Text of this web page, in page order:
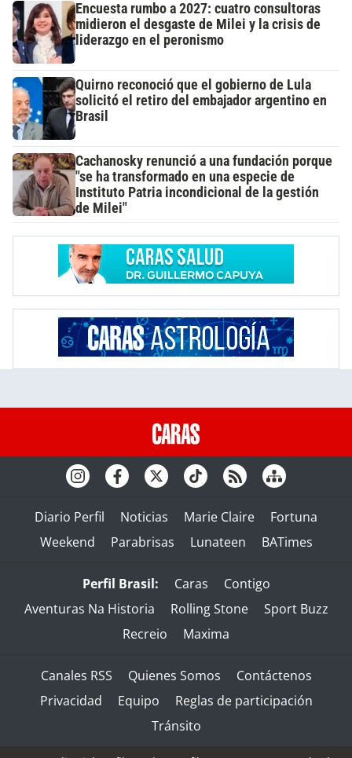
Encuesta rumbo a 2027: cuatro consultoras
midieron el desgaste de Milei y la crisis de
liderazgo en el peronismo
Quirno reconoció que el gobierno de Lula
solicitó el retiro del embajador argentino en
Brasil
Cachanosky renunció a una fundación porque
"se ha transformado en una especie de
Instituto Patria incondicional de la gestión
de Milei"
Diario Perfil Noticias Marie Claire
Fortuna
Weekend
Parabrisas Lunateen BATimes
Perfil Brasil: Caras
Contigo
Aventuras Na Historia
Rolling Stone
Sport Buzz
Recreio
Maxima
Canales RSS Quienes Somos
Contáctenos
Privacidad
Equipo
Reglas de participación
Tránsito